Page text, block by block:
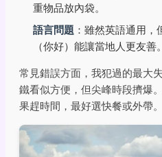
重物品放內袋。
語言問題 ：雖然英語通用，
（你好）能讓當地人更友善。
常見錯誤方面，我犯過的最大
鐵看似方便，但尖峰時段擠爆
果趕時間，最好選快餐或外帶。